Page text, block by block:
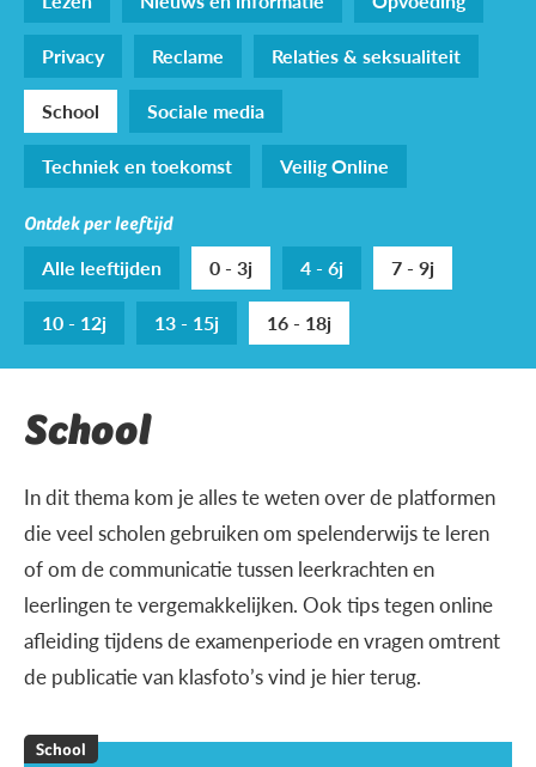
Privacy
Reclame
Relaties & seksualiteit
School
Sociale media
Techniek en toekomst
Veilig Online
Ontdek per leeftijd
Alle leeftijden 0 - 3j 4 - 6j
7 - 9j
10 - 12j
13 - 15j 16 - 18j
School
In dit thema kom je alles te weten over de platformen
die veel scholen gebruiken om spelenderwijs te leren
of om de communicatie tussen leerkrachten en
leerlingen te vergemakkelijken. Ook tips tegen online
afleiding tijdens de examenperiode en vragen omtrent
de publicatie van klasfoto’s vind je hier terug.
School